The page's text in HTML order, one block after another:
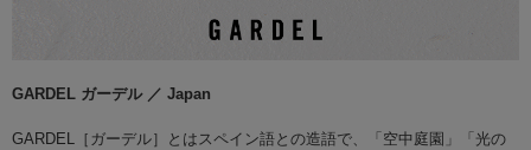
GARDEL ガーデル ／ Japan
GARDEL［ガーデル］とはスペイン語との造語で、「空中庭園」「光の